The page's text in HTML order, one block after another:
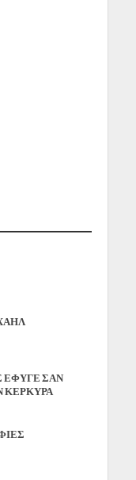
ΕΦΥΓΕ ΣΑΝ
ΚΕΡΚΥΡΑ